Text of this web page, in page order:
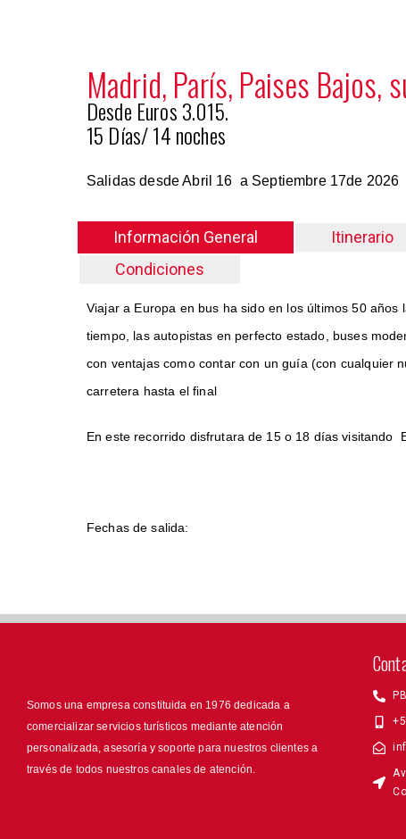
Madrid, París, Paises Bajos,
Desde Euros 3.015.
15 Días/ 14 noches
Salidas desde Abril 16 a Septiembre 17de 2026
Información General Itinerario
Condiciones
Viajar a Europa en bus ha sido en los últimos 50
tiempo, las autopistas en perfecto estado, buses
con ventajas como contar con un guía (con cualquier
carretera hasta el final
En este recorrido disfrutara de 15 o 18 días visitando
Fechas de salida:
Somos una empresa constituida en 1976 dedicada a
comercializar servicios turísticos mediante atención
personalizada, asesoría y soporte para nuestros clientes a
través de todos nuestros canales de atención.